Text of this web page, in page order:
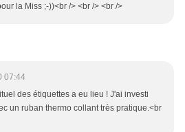
la Miss ;-))<br /> <br /> <br />
07:44
des étiquettes a eu lieu ! J'ai investi
un ruban thermo collant très pratique.<br